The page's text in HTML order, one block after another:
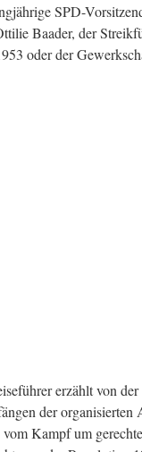
SPD-
Baader, der
oder der
erzählt von
der organisierten
Kampf um